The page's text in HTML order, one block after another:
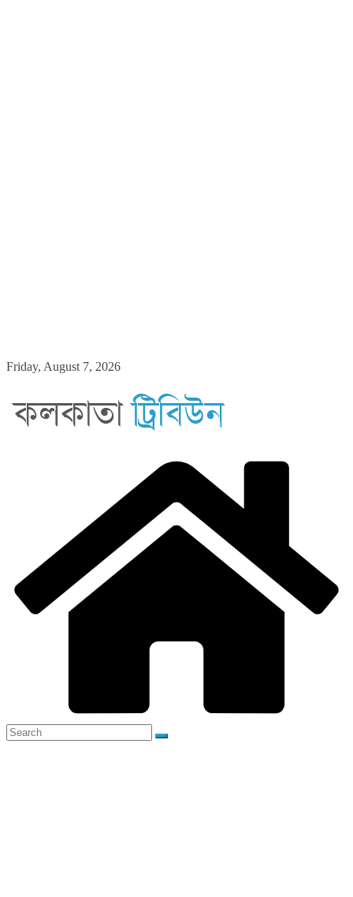
Skip
Friday, August 7, 2026